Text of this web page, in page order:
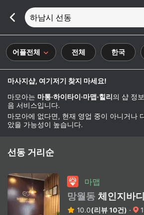
하남시 선동
어플전체 전체 한국
마사지샵, 여기저기 찾지 마세요!
마모아는 마통·하이타이·마맵·힐리 의 샵 정
음 서비스입니다.
마모아에 없다면, 현재 영업 중이 아니거나
았을 가능성이 높습니다.
선동 거리순
마맵
망월동 체인지바
10.0(리뷰 10건) ·